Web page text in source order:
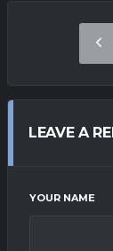
LEAVE A
YOUR NAME